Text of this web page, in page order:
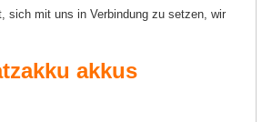
sich mit uns in Verbindung zu setzen, wir
akkus